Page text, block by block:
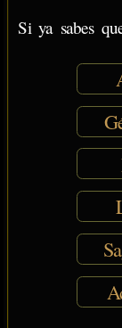
Si ya sabes